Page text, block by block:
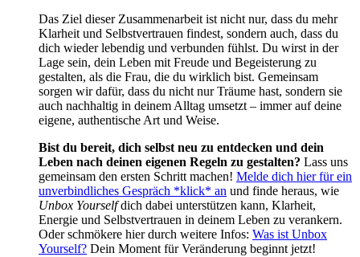
Das Ziel dieser Zusammenarbeit ist nicht nur, dass du mehr
Klarheit und Selbstvertrauen findest, sondern auch, dass du
dich wieder lebendig und verbunden fühlst. Du wirst in der
Lage sein, dein Leben mit Freude und Begeisterung zu
gestalten, als die Frau, die du wirklich bist. Gemeinsam
sorgen wir dafür, dass du nicht nur Träume hast, sondern sie
auch nachhaltig in deinem Alltag umsetzt – immer auf deine
eigene, authentische Art und Weise.
Bist du bereit, dich selbst neu zu entdecken und dein
Leben nach deinen eigenen Regeln zu gestalten? Lass uns
gemeinsam den ersten Schritt machen! Melde dich hier für ein
unverbindliches Gespräch *klick* an und finde heraus, wie
Unbox Yourselfdich dabei unterstützen kann, Klarheit,
Energie und Selbstvertrauen in deinem Leben zu verankern.
Oder schmökere hier durch weitere Infos: Was ist Unbox
Yourself? Dein Moment für Veränderung beginnt jetzt!